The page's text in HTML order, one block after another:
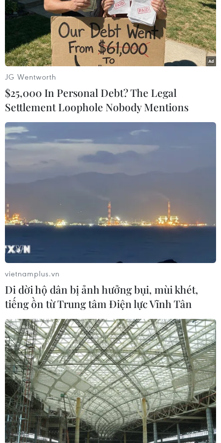
sỹ cất bốc ở Hướng Hóa
22/01/2021 09:05
Các hài cốt liệt sỹ được tìm thấy nằm trong tăng võng ở
độ sâu 120cm so với mặt đất, kèm theo nhiều di vật như
cúc áo, dây thắt lưng, băng đạn, dây dù, bật lửa, mặt
nạ phòng độc...
JG Wentworth
$25,000 In Personal Debt? The Legal
Settlement Loophole Nobody Mentions
vietnamplus.vn
Di dời hộ dân bị ảnh hưởng bụi, mùi khét,
tiếng ồn từ Trung tâm Điện lực Vĩnh Tân